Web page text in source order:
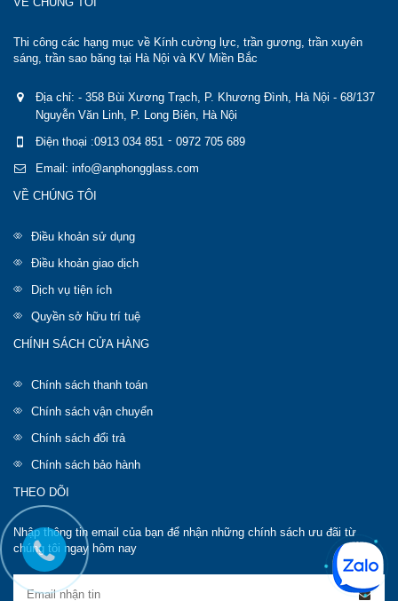
Thi công các hạng mục về Kính cường lực, trần gương, trần xuyên
sáng, trần sao băng tại Hà Nội và KV Miền Bắc
Địa chỉ: - 358 Bùi Xương Trạch, P. Khương Đình, Hà Nội - 68/137
Nguyễn Văn Linh, P. Long Biên, Hà Nội
Điện thoại :0913 034 851 - 0972 705 689
Email: info@anphongglass.com
VỀ CHÚNG TÔI
Điều khoản sử dụng
Điều khoản giao dịch
Dịch vụ tiện ích
Quyền sở hữu trí tuệ
CHÍNH SÁCH CỬA HÀNG
Chính sách thanh toán
Chính sách vận chuyển
Chính sách đổi trả
Chính sách bảo hành
THEO DÕI
Nhập thông tin email của bạn để nhận những chính sách ưu đãi từ
chúng tôi ngay hôm nay